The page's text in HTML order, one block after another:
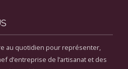
au quotidien pour représenter,
d’entreprise de l’artisanat et des